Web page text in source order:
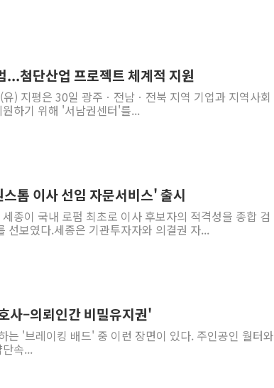
첨단산업 프로젝트 체계적 지원
) 지평은 30일 광주ㆍ전남ㆍ전북 지역 기업과 지역사회
하기 위해 '서남권센터'를...
톱 이사 선임 자문서비스' 출시
종이 국내 로펌 최초로 이사 후보자의 적격성을 종합 검
선보였다.세종은 기관투자자와 의결권 자...
사–의뢰인간 비밀유지권'
는 '브레이킹 배드' 중 이런 장면이 있다. 주인공인 월터와
속...